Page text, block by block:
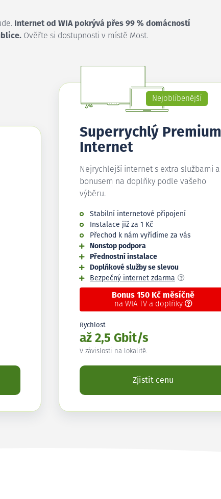
Internet od WIA pokrývá přes 99 % domácností
Ověřte si dostupnosti v místě Most.
Nejoblíbenější
Superrychlý Premium
Internet
Nejrychlejší internet s extra službami a
bonusem na doplňky podle vašeho
výběru.
Stabilní internetové připojení
Instalace již za 1 Kč
Přechod k nám vyřídíme za vás
Nonstop podpora
Přednostní instalace
Doplňkové služby se slevou
Bezpečný internet zdarma
Bonus 150 Kč měsíčně
na WIA TV a doplňky
Rychlost
až 2,5 Gbit/s
V závislosti na lokalitě.
Zjistit cenu